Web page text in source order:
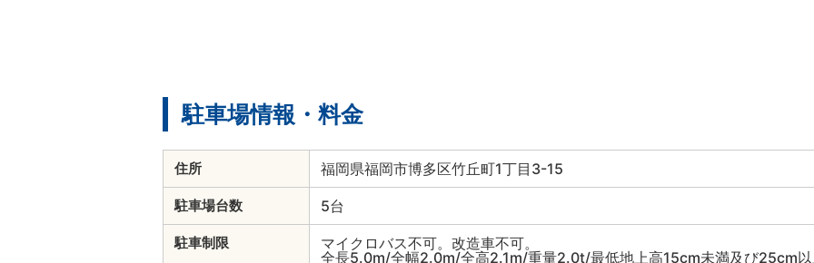
駐車場情報・料金
住所 福岡県福岡市博多区竹丘町1丁目3-15
駐車場台数 5台
駐車制限
マイクロバス不可。改造車不可。
全長5.0m/全幅2.0m/全高2.1m/重量2.0t/最低地上高15cm未満及び25cm